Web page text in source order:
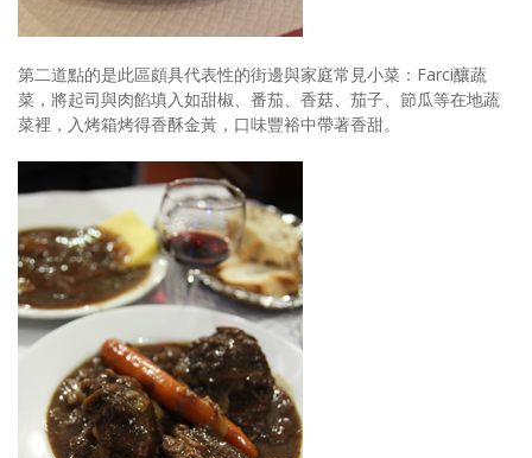
第二道點的是此區頗具代表性的街邊與家庭常見小菜：Farci釀蔬
菜，將起司與肉餡填入如甜椒、番茄、香菇、茄子、節瓜等在地蔬
菜裡，入烤箱烤得香酥金黃，口味豐裕中帶著香甜。